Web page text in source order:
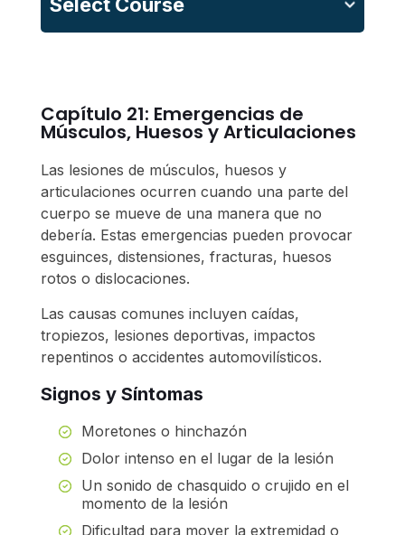
Select Course
Capítulo 21: Emergencias de
Músculos, Huesos y Articulaciones
Las lesiones de músculos, huesos y
articulaciones ocurren cuando una parte del
cuerpo se mueve de una manera que no
debería. Estas emergencias pueden provocar
esguinces, distensiones, fracturas, huesos
rotos o dislocaciones.
Las causas comunes incluyen caídas,
tropiezos, lesiones deportivas, impactos
repentinos o accidentes automovilísticos.
Signos y Síntomas
Moretones o hinchazón
Dolor intenso en el lugar de la lesión
Un sonido de chasquido o crujido en el
momento de la lesión
Dificultad para mover la extremidad o